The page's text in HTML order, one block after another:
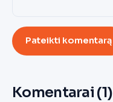
Pateikti komentarą
Komentarai (1)